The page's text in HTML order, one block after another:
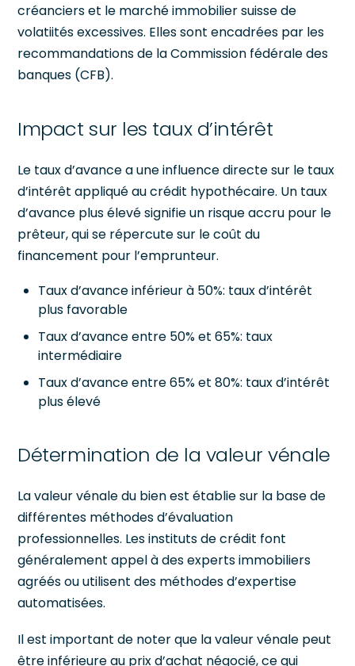
créanciers et le marché immobilier suisse de
volatiités excessives. Elles sont encadrées par les
recommandations de la Commission fédérale des
banques (CFB).
Impact sur les taux d’intérêt
Le taux d’avance a une influence directe sur le taux
d’intérêt appliqué au crédit hypothécaire. Un taux
d’avance plus élevé signifie un risque accru pour le
prêteur, qui se répercute sur le coût du
financement pour l’emprunteur.
Taux d’avance inférieur à 50%: taux d’intérêt
plus favorable
Taux d’avance entre 50% et 65%: taux
intermédiaire
Taux d’avance entre 65% et 80%: taux d’intérêt
plus élevé
Détermination de la valeur vénale
La valeur vénale du bien est établie sur la base de
différentes méthodes d’évaluation
professionnelles. Les instituts de crédit font
généralement appel à des experts immobiliers
agréés ou utilisent des méthodes d’expertise
automatisées.
Il est important de noter que la valeur vénale peut
être inférieure au prix d’achat négocié, ce qui